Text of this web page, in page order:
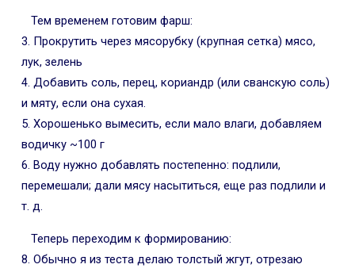
Тем временем готовим фарш:
3. Прокрутить через мясорубку (крупная сетка) мясо,
лук, зелень
4. Добавить соль, перец, кориандр (или сванскую соль)
и мяту, если она сухая.
5. Хорошенько вымесить, если мало влаги, добавляем
водичку ~100 г
6. Воду нужно добавлять постепенно: подлили,
перемешали; дали мясу насытиться, еще раз подлили и
т. д.
Теперь переходим к формированию:
8. Обычно я из теста делаю толстый жгут, отрезаю